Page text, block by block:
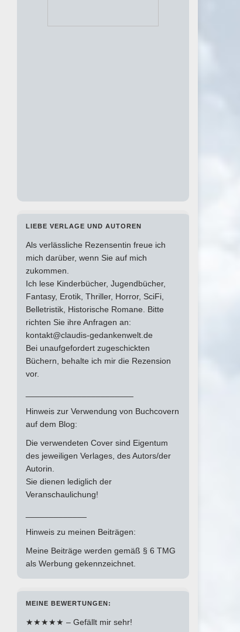
LIEBE VERLAGE UND AUTOREN
Als verlässliche Rezensentin freue ich
mich darüber, wenn Sie auf mich
zukommen.
Ich lese Kinderbücher, Jugendbücher,
Fantasy, Erotik, Thriller, Horror, SciFi,
Belletristik, Historische Romane. Bitte
richten Sie ihre Anfragen an:
kontakt@claudis-gedankenwelt.de
Bei unaufgefordert zugeschickten
Büchern, behalte ich mir die Rezension
vor.
Hinweis zur Verwendung von Buchcovern
auf dem Blog:
Die verwendeten Cover sind Eigentum
des jeweiligen Verlages, des Autors/der
Autorin.
Sie dienen lediglich der
Veranschaulichung!
Hinweis zu meinen Beiträgen:
Meine Beiträge werden gemäß § 6 TMG
als Werbung gekennzeichnet.
MEINE BEWERTUNGEN:
★★★★★ – Gefällt mir sehr!